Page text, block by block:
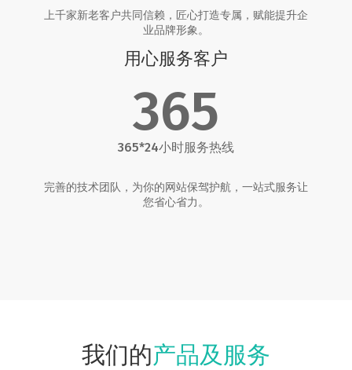
上千家新老客户共同信赖，匠心打造专属，赋能提升企
业品牌形象。
用心服务客户
365
365*24小时服务热线
完善的技术团队，为你的网站保驾护航，一站式服务让
您省心省力。
我们的产品及服务